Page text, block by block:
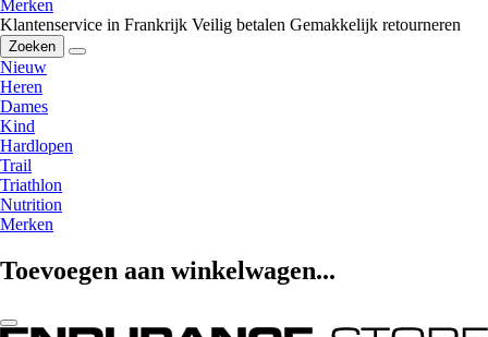
Merken
Klantenservice in Frankrijk Veilig betalen Gemakkelijk retourneren
Zoeken
Nieuw
Heren
Dames
Kind
Hardlopen
Trail
Triathlon
Nutrition
Merken
Toevoegen aan winkelwagen...